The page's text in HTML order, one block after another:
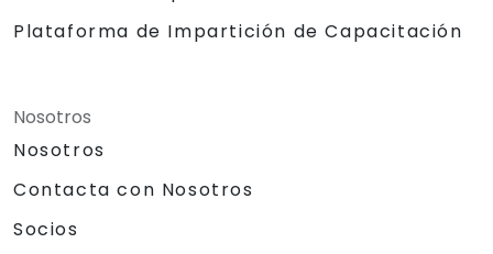
Plataforma de Impartición de Capacitación
Nosotros
Nosotros
Contacta con Nosotros
Socios